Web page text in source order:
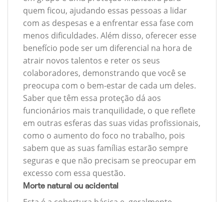
quem ficou, ajudando essas pessoas a lidar
com as despesas e a enfrentar essa fase com
menos dificuldades. Além disso, oferecer esse
benefício pode ser um diferencial na hora de
atrair novos talentos e reter os seus
colaboradores, demonstrando que você se
preocupa com o bem-estar de cada um deles.
Saber que têm essa proteção dá aos
funcionários mais tranquilidade, o que reflete
em outras esferas das suas vidas profissionais,
como o aumento do foco no trabalho, pois
sabem que as suas famílias estarão sempre
seguras e que não precisam se preocupar em
excesso com essa questão.
Morte natural ou acidental